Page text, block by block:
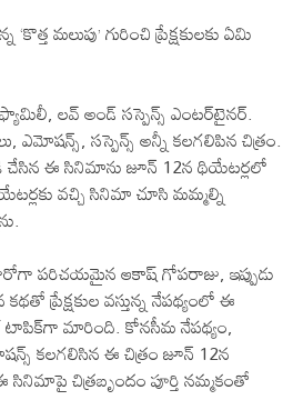
మలుపు’ గురించి ప్రేక్షకులకు ఏమి
ఫ్యామిలీ, లవ్ అండ్ సస్పెన్స్ ఎంటర్‌టైనర్.
ఎమోషన్స్, సస్పెన్స్ అన్నీ కలగలిపిన చిత్రం.
చేసిన ఈ సినిమాను జూన్ 12న థియేటర్లలో
వచ్చి సినిమా చూసి మమ్మల్ని
పరిచయమైన ఆకాష్ గోపరాజు, ఇప్పుడు
ప్రేక్షకుల వస్తున్న నేప‌థ్యంలో ఈ
టాపిక్‌గా మారింది. కోనసీమ నేపథ్యం,
కలగలిసిన ఈ చిత్రం జూన్ 12న
చిత్రబృందం పూర్తి నమ్మకంతో